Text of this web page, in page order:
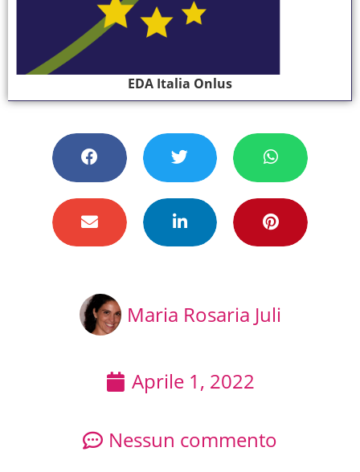
EDA Italia Onlus
Maria Rosaria Juli
Aprile 1, 2022
Nessun commento